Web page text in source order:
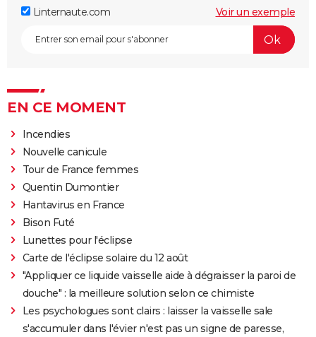
Linternaute.com Voir un exemple
EN CE MOMENT
Incendies
Nouvelle canicule
Tour de France femmes
Quentin Dumontier
Hantavirus en France
Bison Futé
Lunettes pour l'éclipse
Carte de l'éclipse solaire du 12 août
"Appliquer ce liquide vaisselle aide à dégraisser la paroi de
douche" : la meilleure solution selon ce chimiste
Les psychologues sont clairs : laisser la vaisselle sale
s'accumuler dans l'évier n'est pas un signe de paresse,